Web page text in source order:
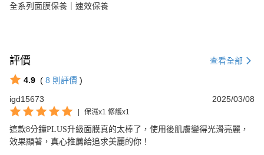
全系列面膜保養｜速效保養
評價 查看全部
4.9 ( 8 則評價 )
igd15673
2025/03/08
| 保濕x1 修護x1
這款8分鐘PLUS升級面膜真的太棒了，使用後肌膚變得光滑亮麗，
效果顯著，真心推薦給追求美麗的你！